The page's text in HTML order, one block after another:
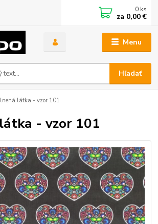
Menu
Hľadať
0 ks
za 0,00 €
látka - vzor 101
- vzor 101